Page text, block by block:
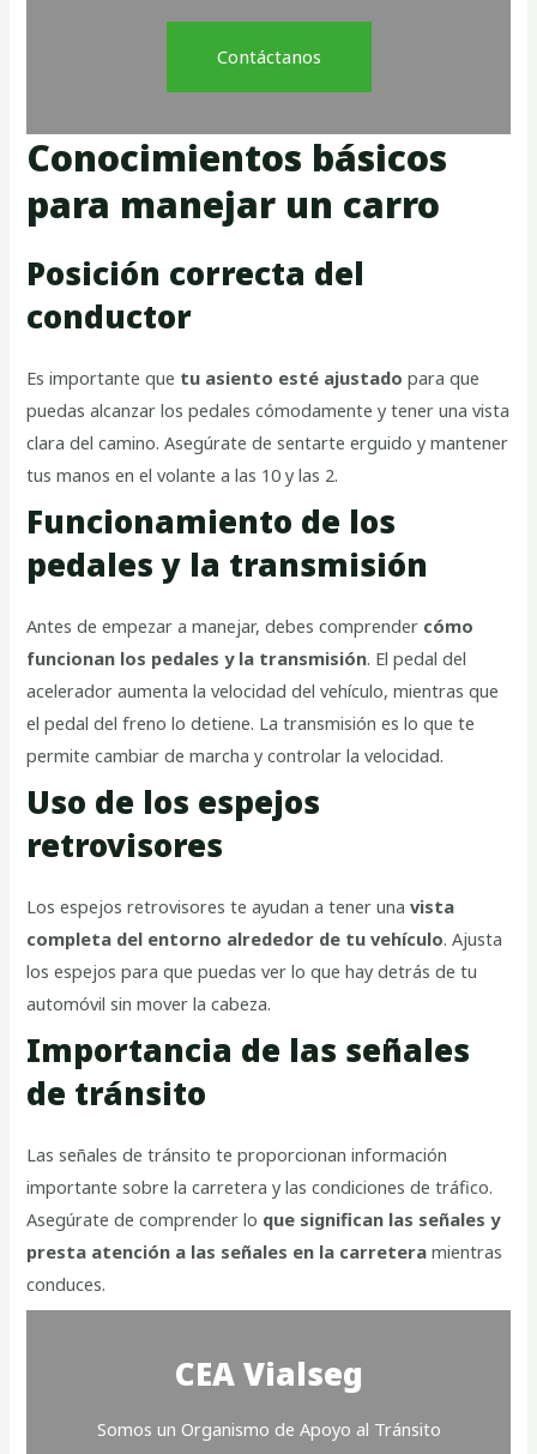
Contáctanos
Conocimientos básicos
para manejar un carro
Posición correcta del
conductor
Es importante que tu asiento esté ajustado para que
puedas alcanzar los pedales cómodamente y tener una vista
clara del camino. Asegúrate de sentarte erguido y mantener
tus manos en el volante a las 10 y las 2.
Funcionamiento de los
pedales y la transmisión
Antes de empezar a manejar, debes comprender cómo
funcionan los pedales y la transmisión. El pedal del
acelerador aumenta la velocidad del vehículo, mientras que
el pedal del freno lo detiene. La transmisión es lo que te
permite cambiar de marcha y controlar la velocidad.
Uso de los espejos
retrovisores
Los espejos retrovisores te ayudan a tener unavista
completa del entorno alrededor de tu vehículo. Ajusta
los espejos para que puedas ver lo que hay detrás de tu
automóvil sin mover la cabeza.
Importancia de las señales
de tránsito
Las señales de tránsito te proporcionan información
importante sobre la carretera y las condiciones de tráfico.
Asegúrate de comprender lo que significan las señales y
presta atención a las señales en la carretera mientras
conduces.
CEA Vialseg
Somos un Organismo de Apoyo al Tránsito